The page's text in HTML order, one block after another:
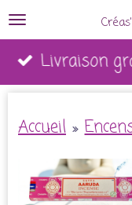
Passer
Livraison
Accueil »